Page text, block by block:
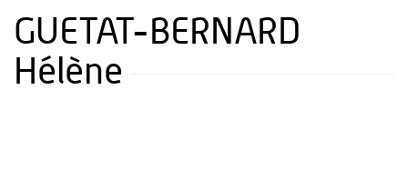
GUETAT-BERNARD
Hélène